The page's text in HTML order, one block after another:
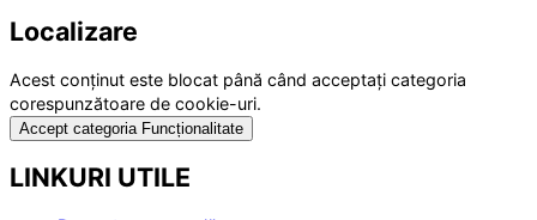
Localizare
Acest conținut este blocat până când acceptați categoria
corespunzătoare de cookie-uri.
Accept categoria Funcționalitate
LINKURI UTILE